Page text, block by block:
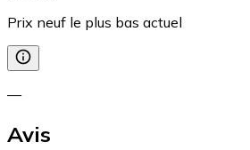
Prix neuf le plus bas actuel
—
Avis